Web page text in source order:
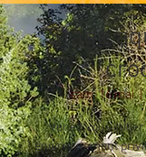
Stage
sam. 16 mai
Venez vous
l'environnement